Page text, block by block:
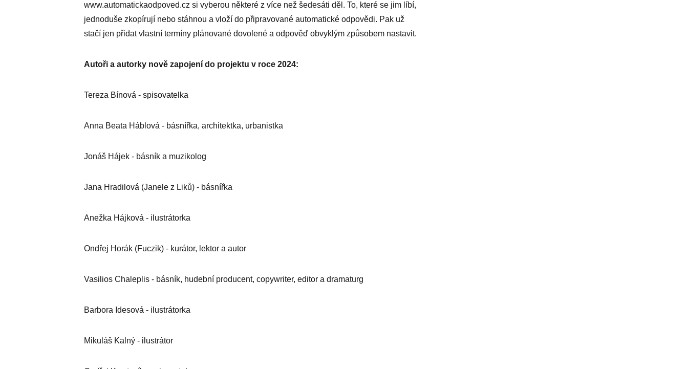
www.automatickaodpoved.cz si vyberou některé z více než šedesáti děl. To, které se jim líbí,
jednoduše zkopírují nebo stáhnou a vloží do připravované automatické odpovědi. Pak už
stačí jen přidat vlastní termíny plánované dovolené a odpověď obvyklým způsobem nastavit.
Autoři a autorky nově zapojení do projektu v roce 2024:
Tereza Bínová - spisovatelka
Anna Beata Háblová - básnířka, architektka, urbanistka
Jonáš Hájek - básník a muzikolog
Jana Hradilová (Janele z Liků) - básnířka
Anežka Hájková - ilustrátorka
Ondřej Horák (Fuczik) - kurátor, lektor a autor
Vasilios Chaleplis - básník, hudební producent, copywriter, editor a dramaturg
Barbora Idesová - ilustrátorka
Mikuláš Kalný - ilustrátor